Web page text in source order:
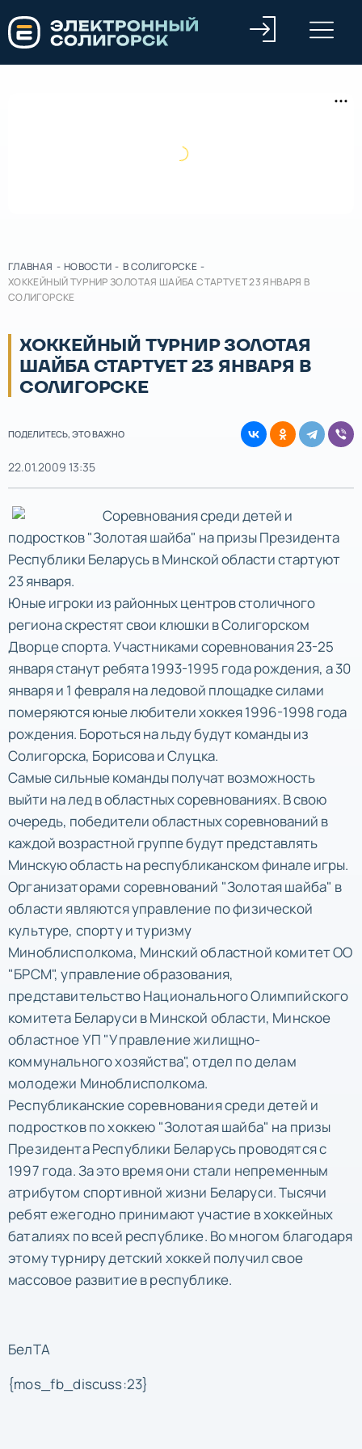
ГЛАВНАЯ - НОВОСТИ - В СОЛИГОРСКЕ -
ХОККЕЙНЫЙ ТУРНИР ЗОЛОТАЯ ШАЙБА СТАРТУЕТ 23 ЯНВАРЯ В
СОЛИГОРСКЕ
ХОККЕЙНЫЙ ТУРНИР ЗОЛОТАЯ
ШАЙБА СТАРТУЕТ 23 ЯНВАРЯ В
СОЛИГОРСКЕ
ПОДЕЛИТЕСЬ, ЭТО ВАЖНО
22.01.2009 13:35
Соревнования среди детей и
подростков "Золотая шайба" на призы Президента
Республики Беларусь в Минской области стартуют
23 января.
Юные игроки из районных центров столичного
региона скрестят свои клюшки в Солигорском
Дворце спорта. Участниками соревнования 23-25
января станут ребята 1993-1995 года рождения, а 30
января и 1 февраля на ледовой площадке силами
померяются юные любители хоккея 1996-1998 года
рождения. Бороться на льду будут команды из
Солигорска, Борисова и Слуцка.
Самые сильные команды получат возможность
выйти на лед в областных соревнованиях. В свою
очередь, победители областных соревнований в
каждой возрастной группе будут представлять
Минскую область на республиканском финале игры.
Организаторами соревнований "Золотая шайба" в
области являются управление по физической
культуре, спорту и туризму
Миноблисполкома, Минский областной комитет ОО
"БРСМ", управление образования,
представительство Национального Олимпийского
комитета Беларуси в Минской области, Минское
областное УП "Управление жилищно-
коммунального хозяйства", отдел по делам
молодежи Миноблисполкома.
Республиканские соревнования среди детей и
подростков по хоккею "Золотая шайба" на призы
Президента Республики Беларусь проводятся с
1997 года. За это время они стали непременным
атрибутом спортивной жизни Беларуси. Тысячи
ребят ежегодно принимают участие в хоккейных
баталиях по всей республике. Во многом благодаря
этому турниру детский хоккей получил свое
массовое развитие в республике.
БелТА
{mos_fb_discuss:23}